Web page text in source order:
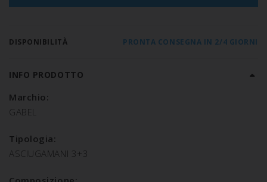
DISPONIBILITÀ PRONTA CONSEGNA IN 2/4 GIORNI
INFO PRODOTTO
Marchio:
GABEL
Tipologia:
ASCIUGAMANI 3+3